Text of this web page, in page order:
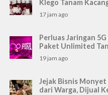
Klego Tanam
17 jam ago
Perluas Jaringan
Paket Unlimited
19 jam ago
Jejak Bisnis Monyet
dari Warga, Dijual